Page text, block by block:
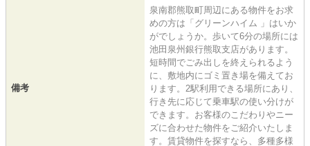
備考
泉南郡熊取町周辺にある物件をお求
めの方は「グリーンハイム 」はいか
がでしょうか。歩いて6分の場所には
池田泉州銀行熊取支店があります。
短時間でごみ出しを終えられるよう
に、敷地内にゴミ置き場を備えてお
ります。2駅利用できる場所にあり、
行き先に応じて乗車駅の使い分けが
できます。お客様のこだわりやニー
ズに合わせた物件をご紹介いたしま
す。賃貸物件を探すなら、多種多様